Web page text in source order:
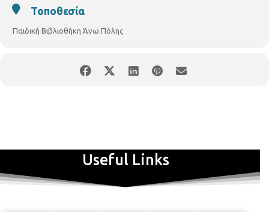
Τοποθεσία
Παιδική Βιβλιοθήκη Άνω Πόλης
Useful Links